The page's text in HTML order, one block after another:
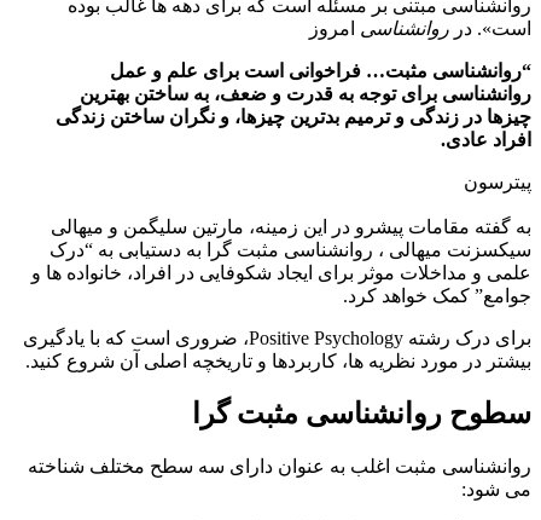
روانشناسی مبتنی بر مسئله است که برای دهه ها غالب بوده
است». در روانشناسی امروز
“روانشناسی مثبت… فراخوانی است برای علم و عمل
روانشناسی برای توجه به قدرت و ضعف، به ساختن بهترین
چیزها در زندگی و ترمیم بدترین چیزها، و نگران ساختن زندگی
افراد عادی.
پیترسون
به گفته مقامات پیشرو در این زمینه، مارتین سلیگمن و میهالی
سیکسزنت میهالی ، روانشناسی مثبت گرا به دستیابی به “درک
علمی و مداخلات موثر برای ایجاد شکوفایی در افراد، خانواده ها و
جوامع” کمک خواهد کرد.
برای درک رشته Positive Psychology، ضروری است که با یادگیری
بیشتر در مورد نظریه ها، کاربردها و تاریخچه اصلی آن شروع کنید.
سطوح روانشناسی مثبت گرا
روانشناسی مثبت اغلب به عنوان دارای سه سطح مختلف شناخته
می شود: